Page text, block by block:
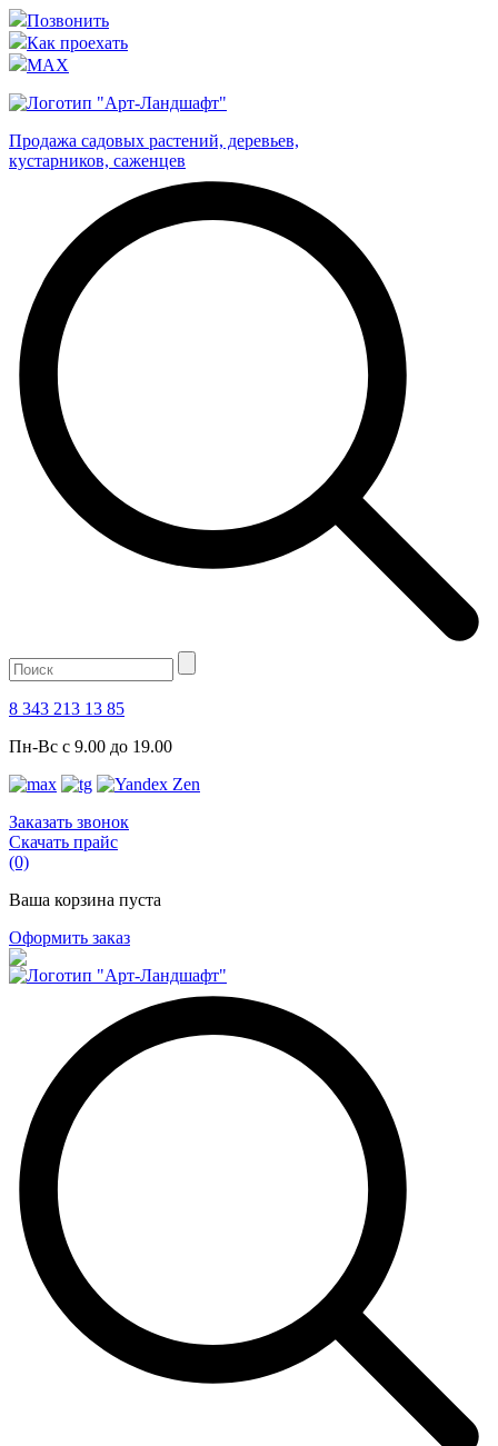
Позвонить
Как проехать
MAX
Продажа садовых растений, деревьев,
кустарников, саженцев
8 343 213 13 85
Пн-Вс с 9.00 до 19.00
Заказать звонок
Скачать прайс
(0)
Ваша корзина пуста
Оформить заказ